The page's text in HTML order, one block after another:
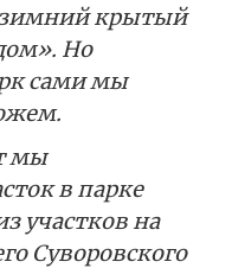
крытый
Но
сами мы
мы
в парке
участков на
Суворовского